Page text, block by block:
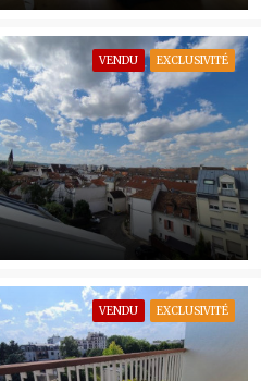
VENDU EXCLUSIVITÉ
VENDU EXCLUSIVITÉ